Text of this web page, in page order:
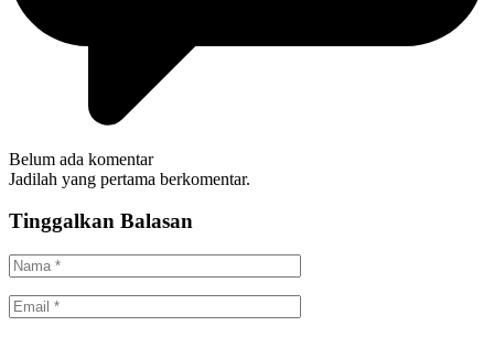
Belum ada komentar
Jadilah yang pertama berkomentar.
Tinggalkan Balasan